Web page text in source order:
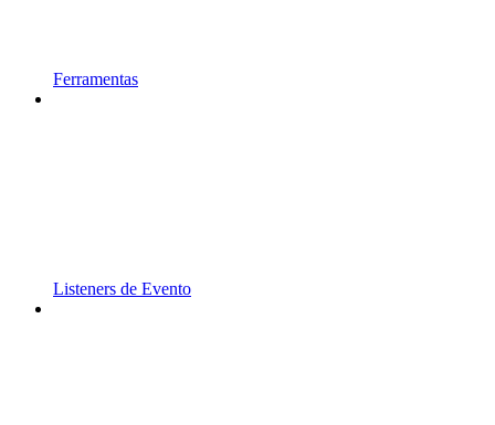
Ferramentas
Listeners de Evento